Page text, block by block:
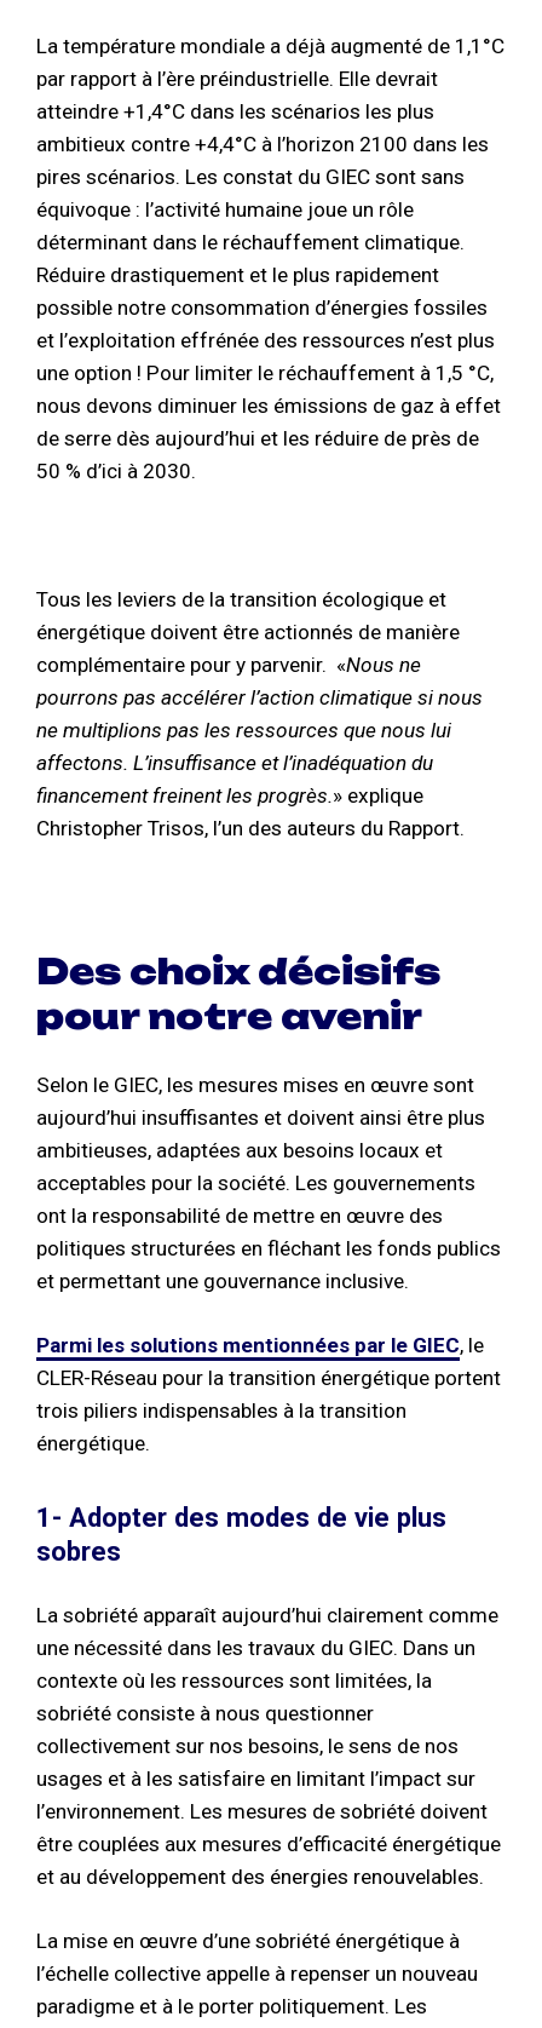
La température mondiale a déjà augmenté de 1,1°C
par rapport à l’ère préindustrielle. Elle devrait
atteindre +1,4°C dans les scénarios les plus
ambitieux contre +4,4°C à l’horizon 2100 dans les
pires scénarios. Les constat du GIEC sont sans
équivoque : l’activité humaine joue un rôle
déterminant dans le réchauffement climatique.
Réduire drastiquement et le plus rapidement
possible notre consommation d’énergies fossiles
et l’exploitation effrénée des ressources n’est plus
une option ! Pour limiter le réchauffement à 1,5 °C,
nous devons diminuer les émissions de gaz à effet
de serre dès aujourd’hui et les réduire de près de
50 % d’ici à 2030.
Tous les leviers de la transition écologique et
énergétique doivent être actionnés de manière
complémentaire pour y parvenir. «Nous ne
pourrons pas accélérer l’action climatique si nous
ne multiplions pas les ressources que nous lui
affectons. L’insuffisance et l’inadéquation du
financement freinent les progrès.» explique
Christopher Trisos, l’un des auteurs du Rapport.
Des choix décisifs
pour notre avenir
Selon le GIEC, les mesures mises en œuvre sont
aujourd’hui insuffisantes et doivent ainsi être plus
ambitieuses, adaptées aux besoins locaux et
acceptables pour la société. Les gouvernements
ont la responsabilité de mettre en œuvre des
politiques structurées en fléchant les fonds publics
et permettant une gouvernance inclusive.
Parmi les solutions mentionnées par le GIEC, le
CLER-Réseau pour la transition énergétique portent
trois piliers indispensables à la transition
énergétique.
1- Adopter des modes de vie plus
sobres
La sobriété apparaît aujourd’hui clairement comme
une nécessité dans les travaux du GIEC. Dans un
contexte où les ressources sont limitées, la
sobriété consiste à nous questionner
collectivement sur nos besoins, le sens de nos
usages et à les satisfaire en limitant l’impact sur
l’environnement. Les mesures de sobriété doivent
être couplées aux mesures d’efficacité énergétique
et au développement des énergies renouvelables.
La mise en œuvre d’une sobriété énergétique à
l’échelle collective appelle à repenser un nouveau
paradigme et à le porter politiquement. Les